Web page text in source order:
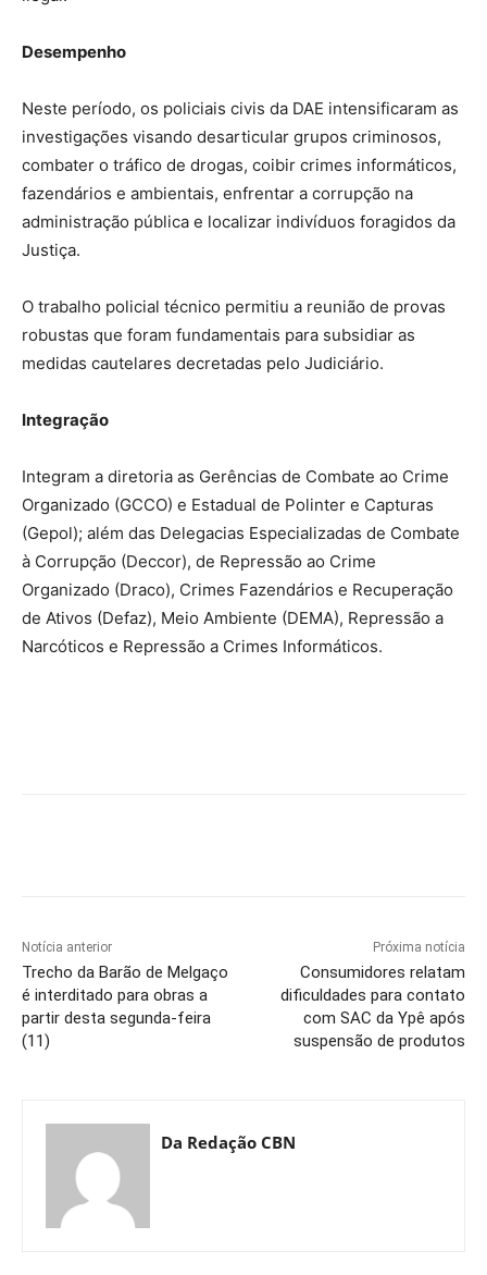
Desempenho
Neste período, os policiais civis da DAE intensificaram as
investigações visando desarticular grupos criminosos,
combater o tráfico de drogas, coibir crimes informáticos,
fazendários e ambientais, enfrentar a corrupção na
administração pública e localizar indivíduos foragidos da
Justiça.
O trabalho policial técnico permitiu a reunião de provas
robustas que foram fundamentais para subsidiar as
medidas cautelares decretadas pelo Judiciário.
Integração
Integram a diretoria as Gerências de Combate ao Crime
Organizado (GCCO) e Estadual de Polinter e Capturas
(Gepol); além das Delegacias Especializadas de Combate
à Corrupção (Deccor), de Repressão ao Crime
Organizado (Draco), Crimes Fazendários e Recuperação
de Ativos (Defaz), Meio Ambiente (DEMA), Repressão a
Narcóticos e Repressão a Crimes Informáticos.
Notícia anterior
Trecho da Barão de Melgaço
é interditado para obras a
partir desta segunda-feira
(11)
Próxima notícia
Consumidores relatam
dificuldades para contato
com SAC da Ypê após
suspensão de produtos
Da Redação CBN